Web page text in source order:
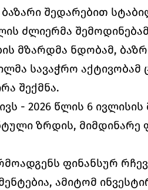
შედარებით
ძლიერმა
მზარდმა ნდობამ,
სავაჭრო
შექმნა.
- 2026 წლის 6 ივლისის
ზრდის, მიმდინარე
ფინანსურ
ამიტომ